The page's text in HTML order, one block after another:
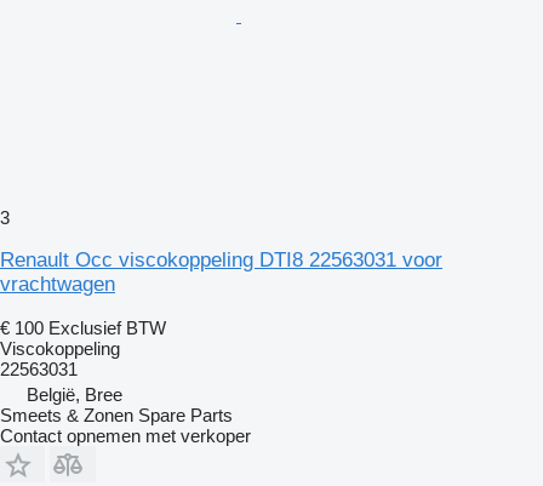
3
Renault Occ viscokoppeling DTI8 22563031 voor
vrachtwagen
€ 100 Exclusief BTW
Viscokoppeling
22563031
België, Bree
Smeets & Zonen Spare Parts
Contact opnemen met verkoper